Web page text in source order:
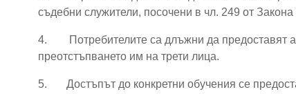
съдебни служители, посочени в чл. 249 от
4.
Потребителите са длъжни да предоставят
преотстъпването им на трети лица.
5. Достъпът до конкретни обучения се